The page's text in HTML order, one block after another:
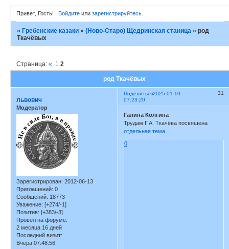
Привет, Гость! Войдитеили зарегистрируйтесь.
»Гребенские казаки »(Ново-Старо) Щедринская станица »род
Ткачёвых
род Ткачёвых
Страница:« 1 2
Поделиться 31
2025-01-10
07:23:20
львович
Модератор
Зарегистрирован: 2012-06-13
Приглашений: 0
Сообщений: 18773
Уважение: [+274/-1]
Позитив: [+383/-3]
Провел на форуме:
2 месяца 16 дней
Последний визит:
Вчера 07:48:56
Галина Колгина
Трудам Г.А. Ткачёва посвящена
отдельная тема.
0